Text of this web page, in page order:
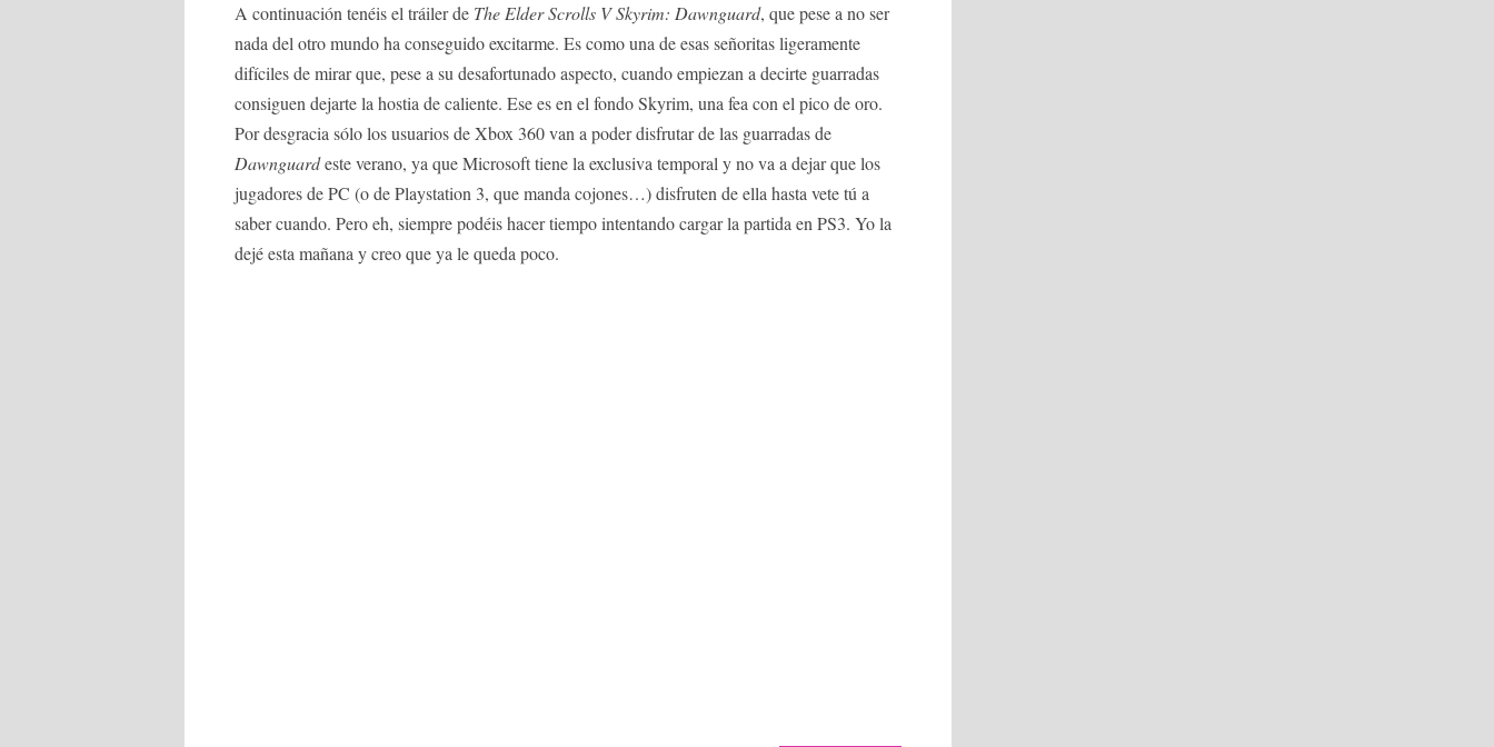
A continuación tenéis el tráiler de The Elder Scrolls V Skyrim: Dawnguard, que pese a no ser
nada del otro mundo ha conseguido excitarme. Es como una de esas señoritas ligeramente
difíciles de mirar que, pese a su desafortunado aspecto, cuando empiezan a decirte guarradas
consiguen dejarte la hostia de caliente. Ese es en el fondo Skyrim, una fea con el pico de oro.
Por desgracia sólo los usuarios de Xbox 360 van a poder disfrutar de las guarradas de
Dawnguardeste verano, ya que Microsoft tiene la exclusiva temporal y no va a dejar que los
jugadores de PC (o de Playstation 3, que manda cojones…) disfruten de ella hasta vete tú a
saber cuando. Pero eh, siempre podéis hacer tiempo intentando cargar la partida en PS3. Yo la
dejé esta mañana y creo que ya le queda poco.